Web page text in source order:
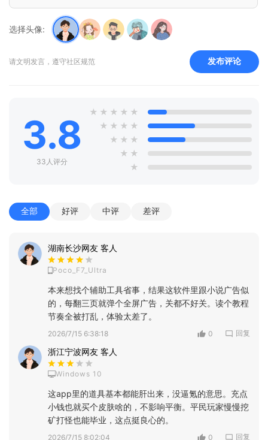
选择头像:
请文明发言，遵守社区规范 发布评论
3.8
33人评分
★ ★ ★ ★ ★
★ ★ ★ ★
★ ★ ★
★ ★
★
全部 好评 中评 差评
湖南长沙网友 客人
Poco_F7_Ultra
本来想找个辅助工具省事，结果这软件里跟小说广告似
的，每翻三页就弹个全屏广告，关都不好关。读个教程
节奏全被打乱，体验太差了。
2026/7/15 6:38:18 0 回复
浙江宁波网友 客人
Windows 10
这app里的道具基本都能肝出来，没逼氪的意思。充点
小钱也就买个皮肤啥的，不影响平衡。平民玩家慢慢挖
矿打怪也能毕业，这点挺良心的。
2026/7/15 8:02:04 0 回复